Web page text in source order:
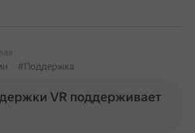
#Поддержка
VR поддерживает